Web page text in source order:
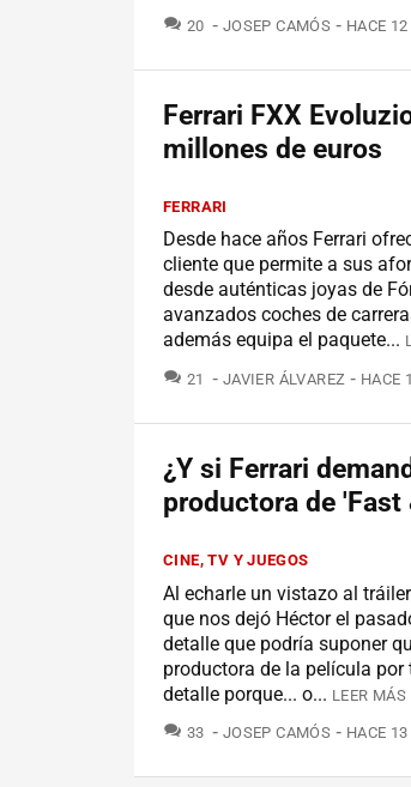
20 COMENTARIOS
JOSEP CAMÓS HACE
Ferrari FXX
millones de euros
FERRARI
Desde hace años Ferrari
cliente que permite a sus
desde auténticas joyas de
avanzados coches de
además equipa el paquete...
21 COMENTARIOS
JAVIER ÁLVAREZ HACE
¿Y si Ferrari
productora de 'Fast
CINE, TV Y JUEGOS
Al echarle un vistazo al
que nos dejó Héctor el
detalle que podría suponer
productora de la película
detalle porque... o... LEER MÁS
33 COMENTARIOS
JOSEP CAMÓS HACE